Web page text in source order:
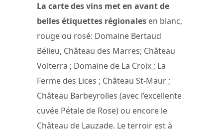
La carte des vins met en avant de
belles étiquettes régionales en blanc,
rouge ou rosé: Domaine Bertaud
Bélieu, Château des Marres; Château
Volterra ; Domaine de La Croix ; La
Ferme des Lices ; Château St-Maur ;
Château Barbeyrolles (avec l’excellente
cuvée Pétale de Rose) ou encore le
Château de Lauzade. Le terroir est à